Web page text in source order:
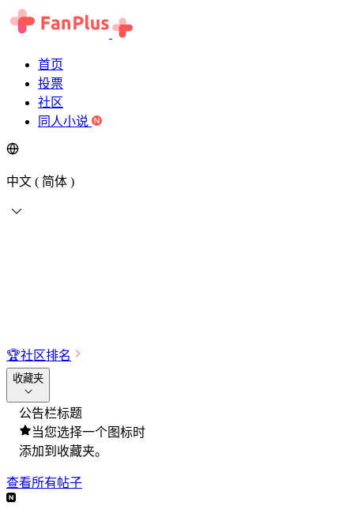
首页
投票
社区
同人小说
中文 ( 简体 )
🏆社区排名
收藏夹
公告栏标题
当您选择一个图标时
添加到收藏夹。
查看所有帖子